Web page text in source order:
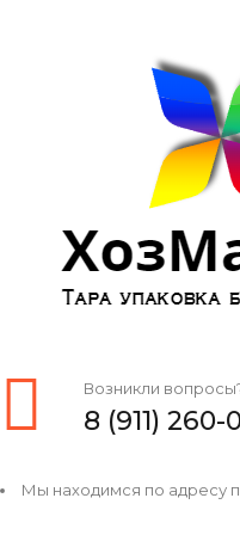
Возникли
8 (911) 260-
Мы находимся по адресу